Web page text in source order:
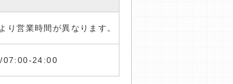
営業時間が異なります。
07:00-24:00